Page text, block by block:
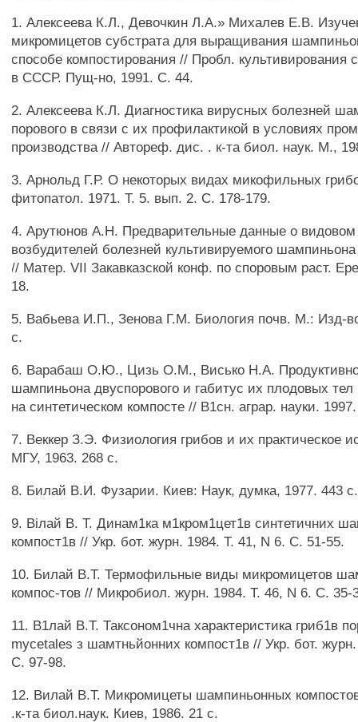
1. Алексеева К.Л., Девочкин Л.А.» Михалев Е.В.
микромицетов субстрата для выращивания
способе компостирования // Пробл. культивирования
в СССР. Пущ-но, 1991. С. 44.
2. Алексеева К.Л. Диагностика вирусных болезней
порового в связи с их профилактикой в условиях
производства // Автореф. дис. . к-та биол. наук. М.,
3. Арнольд Г.Р. О некоторых видах микофильных
фитопатол. 1971. Т. 5. вып. 2. С. 178-179.
4. Арутюнов А.Н. Предварительные данные о видовом
возбудителей болезней культивируемого
// Матер. VII Закавказской конф. по споровым раст.
18.
5. Вабьева И.П., Зенова Г.М. Биология почв. М.: Изд-
с.
6. Варабаш О.Ю., Цизь О.М., Висько H.A.
шампиньона двуспорового и габитус их плодовых
на синтетическом компосте // В1сн. аграр. науки.
7. Веккер З.Э. Физиология грибов и их практическое
МГУ, 1963. 268 с.
8. Билай В.И. Фузарии. Киев: Наук, думка, 1977. 443 с.
9. Biлай В. Т. Динам1ка м1кром1цет1в синтетичних
компост1в // Укр. бот. журн. 1984. Т. 41, N 6. С. 51-55.
10. Билай В.Т. Термофильные виды микромицетов
компос-тов // Микробиол. журн. 1984. Т. 46, N 6. С. 35-
11. В1лай В.Т. Таксоном1чна характеристика гриб1в
mycetales з шамтньйонних компост1в // Укр. бот.
С. 97-98.
12. Вилай В.Т. Микромицеты шампиньонных
.к-та биол.наук. Киев, 1986. 21 с.